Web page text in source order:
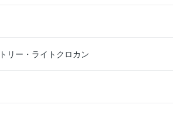
リー・ライトクロカン